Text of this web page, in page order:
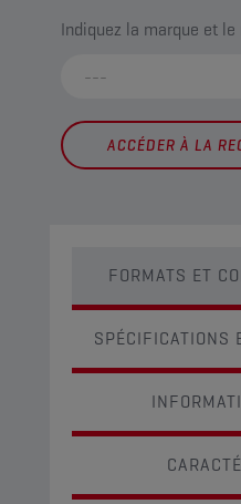
Indiquez la marque et le
ACCÉDER À LA
FORMATS ET
SPÉCIFICATIONS